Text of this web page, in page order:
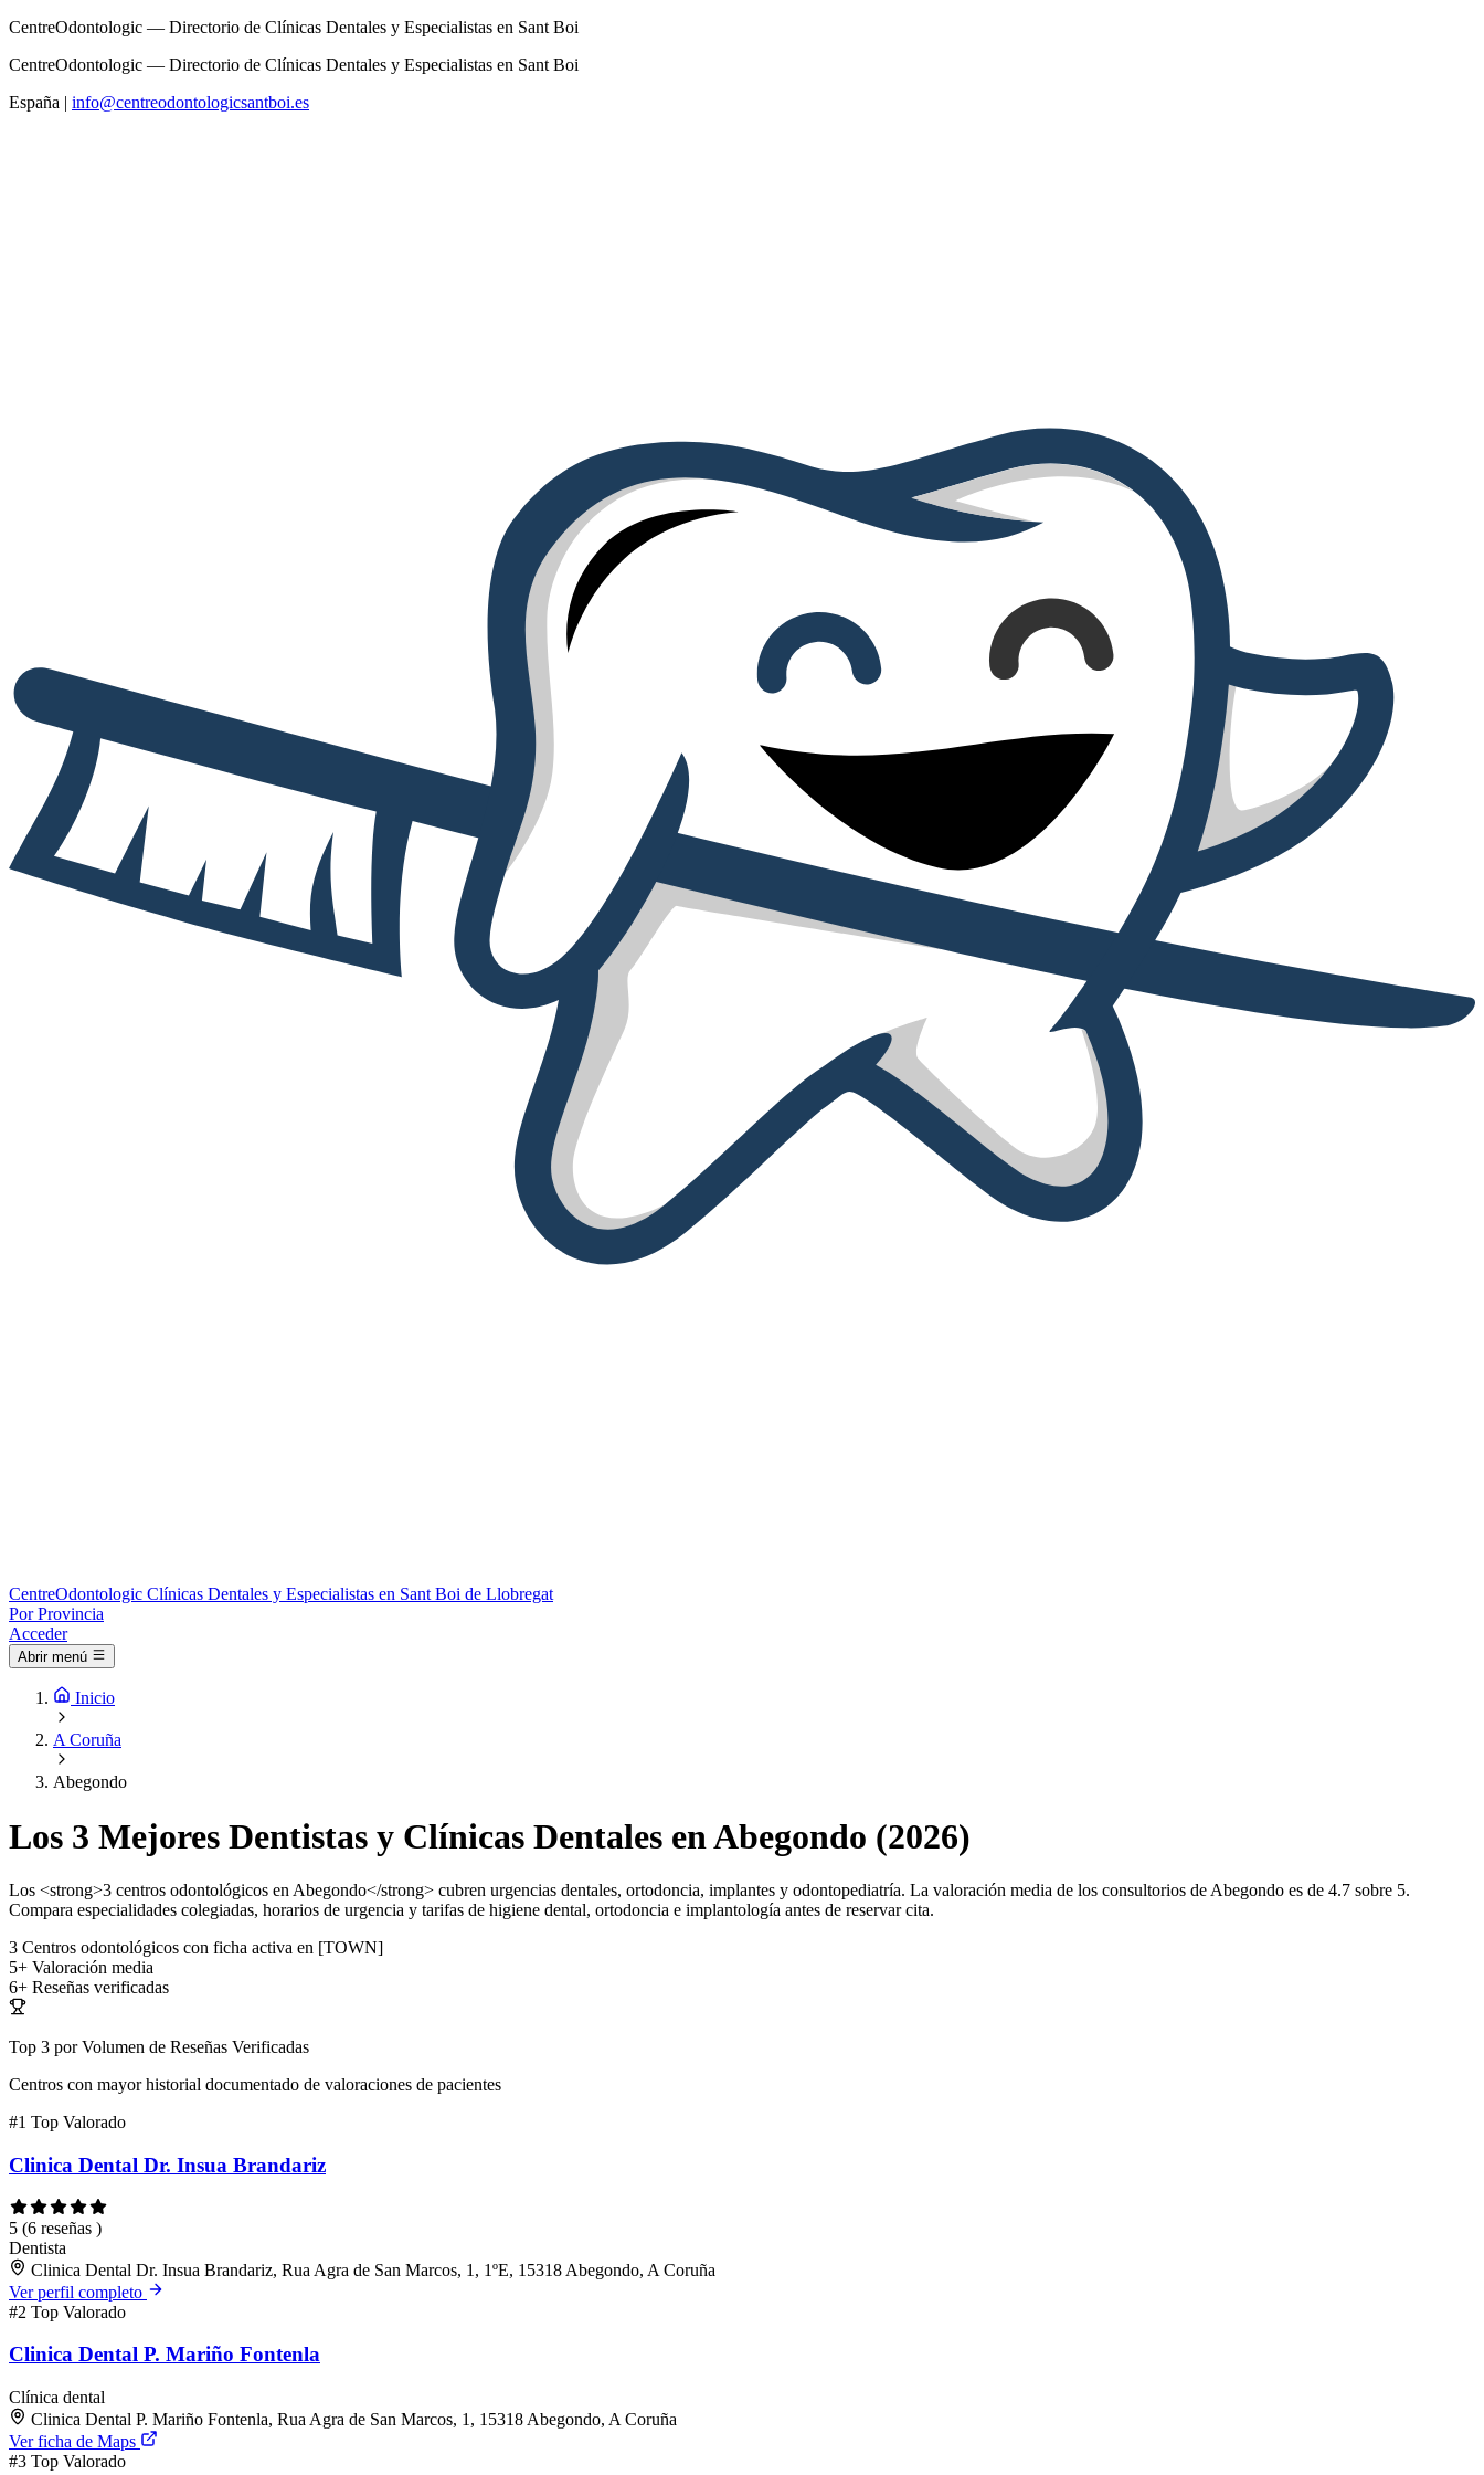
CentreOdontologic — Directorio de Clínicas Dentales y Especialistas en Sant Boi
CentreOdontologic — Directorio de Clínicas Dentales y Especialistas en Sant Boi
España | info@centreodontologicsantboi.es
CentreOdontologic Clínicas Dentales y Especialistas en Sant Boi de Llobregat
Por Provincia
Acceder
Abrir menú
Inicio
A Coruña
Abegondo
Los 3 Mejores Dentistas y Clínicas Dentales en Abegondo (2026)
Los <strong>3 centros odontológicos en Abegondo</strong> cubren urgencias dentales, ortodoncia, implantes y odontopediatría. La valoración media de los consultorios de Abegondo es de 4.7 sobre 5.
Compara especialidades colegiadas, horarios de urgencia y tarifas de higiene dental, ortodoncia e implantología antes de reservar cita.
3 Centros odontológicos con ficha activa en [TOWN]
5+ Valoración media
6+ Reseñas verificadas
Top 3 por Volumen de Reseñas Verificadas
Centros con mayor historial documentado de valoraciones de pacientes
#1 Top Valorado
Clinica Dental Dr. Insua Brandariz
5 (6 reseñas )
Dentista
Clinica Dental Dr. Insua Brandariz, Rua Agra de San Marcos, 1, 1ºE, 15318 Abegondo, A Coruña
Ver perfil completo
#2 Top Valorado
Clinica Dental P. Mariño Fontenla
Clínica dental
Clinica Dental P. Mariño Fontenla, Rua Agra de San Marcos, 1, 15318 Abegondo, A Coruña
Ver ficha de Maps
#3 Top Valorado